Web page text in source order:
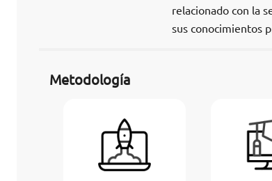
relacionado con la
sus conocimientos
Metodología